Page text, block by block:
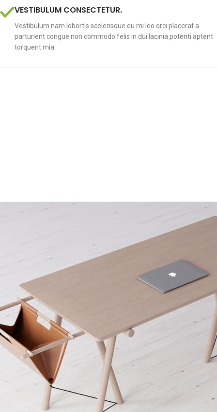
VESTIBULUM CONSECTETUR.
Vestibulum nam lobortis scelerisque eu mi leo orci placerat a
parturient congue non commodo felis in dui lacinia potenti aptent
torquent mia.